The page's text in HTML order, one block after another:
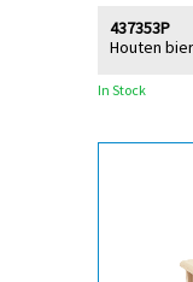
Houten
437353P
In Stock